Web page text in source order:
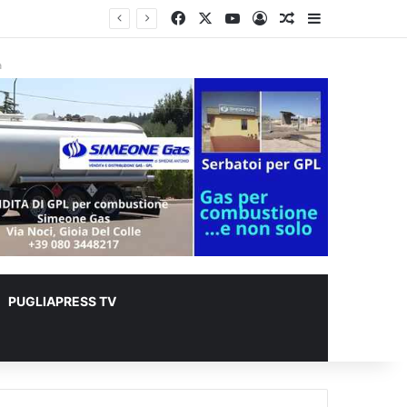
FacebookYou TubeAccediUn articolo a
PUGLIAPRESS TV